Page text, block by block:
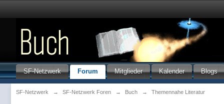
SF-Netzwerk Forum Mitglieder Kalender Blogs
SF-Netzwerk → SF-Netzwerk Foren → Buch → Themennahe Literatur